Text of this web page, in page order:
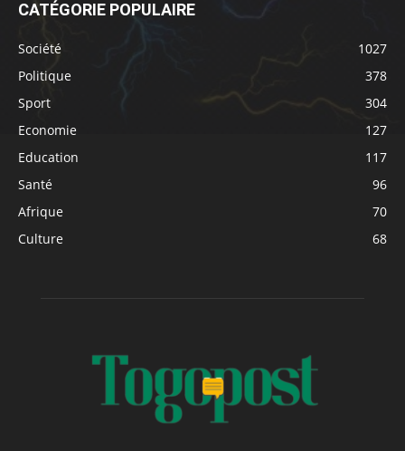
CATÉGORIE POPULAIRE
Société
1027
Politique
378
Sport
304
Economie
127
Education
117
Santé
96
Afrique
70
Culture
68